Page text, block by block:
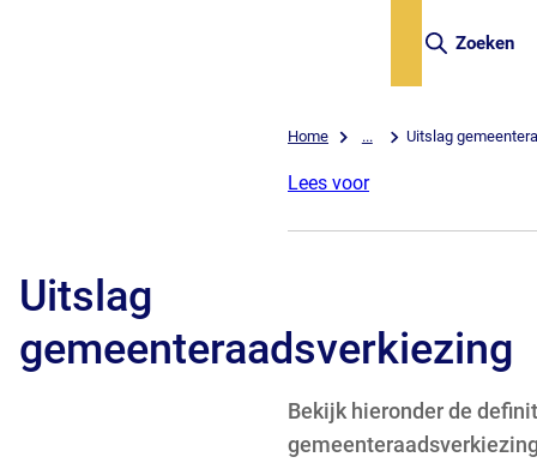
Zoeken
Home ... Uitslag
Lees voor
Uitslag
gemeenteraadsverkiezing
Bekijk hieronder de